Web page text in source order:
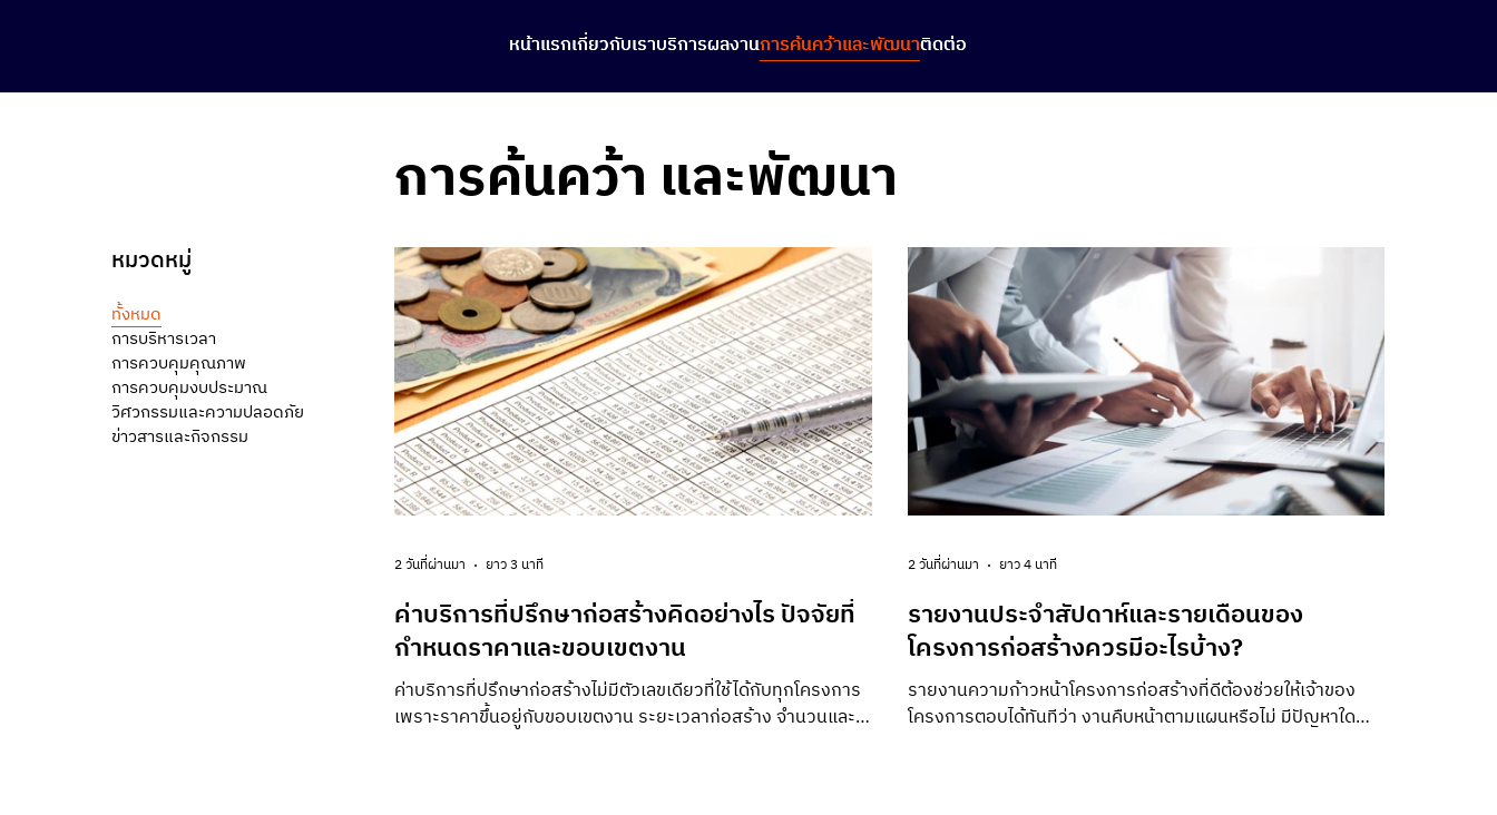
หน้าแรกเกี่ยวกับเราบริการผลงานการค้นคว้าและพัฒนาติดต่อ
หน้าแรกเกี่ยวกับเราบริการผลงานการค้นคว้าและพัฒนาติดต่อ
หมวดหมู่
ทั้งหมด
การบริหารเวลา
การควบคุมคุณภาพ
การควบคุมงบประมาณ
วิศวกรรมและความปลอดภัย
ข่าวสารและกิจกรรม
การค้นคว้า และพัฒนา
ค่าบริการที่ปรึกษาก่อสร้างคิดอย่างไร ปัจจัยที่
กำหนดราคาและขอบเขตงาน
ค่าบริการที่ปรึกษาก่อสร้างไม่มีตัวเลขเดียวที่ใช้ได้กับทุกโครงการ
เพราะราคาขึ้นอยู่กับขอบเขตงาน ระยะเวลาก่อสร้าง จำนวนและ
2 วันที่ผ่านมา ยาว 3 นาที
รายงานประจำสัปดาห์และรายเดือนของ
โครงการก่อสร้างควรมีอะไรบ้าง?
รายงานความก้าวหน้าโครงการก่อสร้างที่ดีต้องช่วยให้เจ้าของ
โครงการตอบได้ทันทีว่า งานคืบหน้าตามแผนหรือไม่ มีปัญหาใด
2 วันที่ผ่านมา ยาว 4 นาที